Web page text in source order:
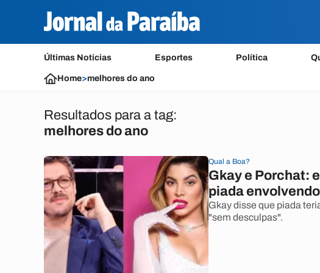
Últimas Notícias Esportes Política
Home>melhores do ano
Resultados para a tag:
melhores do ano
Qual a Boa?
Gkay e Porchat:
piada
Gkay disse que piada
"sem desculpas".